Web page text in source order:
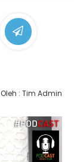
Oleh : Tim Admin